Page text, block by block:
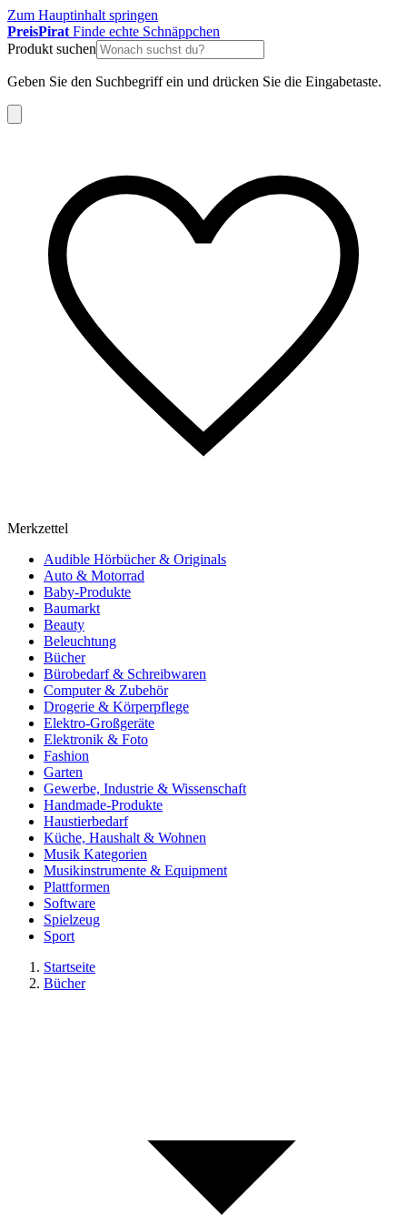
Zum Hauptinhalt springen
PreisPirat Finde echte Schnäppchen
Produkt suchen
Geben Sie den Suchbegriff ein und drücken Sie die Eingabetaste.
Merkzettel
Audible Hörbücher & Originals
Auto & Motorrad
Baby-Produkte
Baumarkt
Beauty
Beleuchtung
Bücher
Bürobedarf & Schreibwaren
Computer & Zubehör
Drogerie & Körperpflege
Elektro-Großgeräte
Elektronik & Foto
Fashion
Garten
Gewerbe, Industrie & Wissenschaft
Handmade-Produkte
Haustierbedarf
Küche, Haushalt & Wohnen
Musik Kategorien
Musikinstrumente & Equipment
Plattformen
Software
Spielzeug
Sport
Startseite
Bücher